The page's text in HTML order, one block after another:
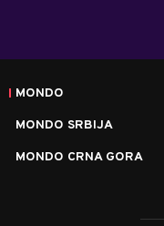
MONDO
MONDO SRBIJA
MONDO CRNA GORA